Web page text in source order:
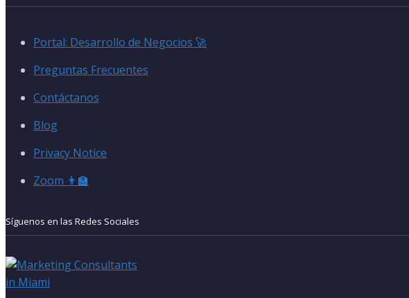
Portal: Desarrollo de Negocios 🚀
Preguntas Frecuentes
Contáctanos
Blog
Privacy Notice
Zoom 👨‍🏫
Síguenos en las Redes Sociales